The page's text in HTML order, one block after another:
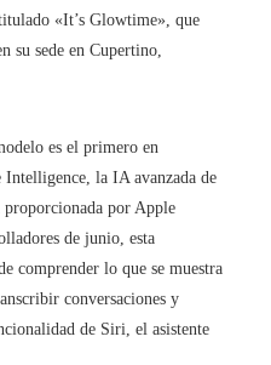
«It’s Glowtime», que
su sede en Cupertino,
es el primero en
la IA avanzada de
por Apple
de junio, esta
comprender lo que se muestra
conversaciones y
de Siri, el asistente